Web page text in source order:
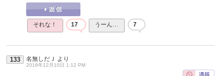
それな！ 17 うーん… 7
133 名無しだＪ より
2016年12月10日 1:12 PM